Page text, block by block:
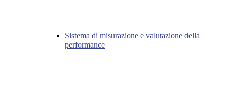
Sistema di misurazione e valutazione della
performance